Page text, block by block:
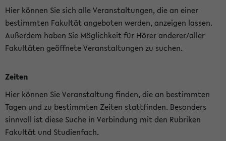
Hier können Sie sich alle Veranstaltungen, die an einer
bestimmten Fakultät angeboten werden, anzeigen lassen.
Außerdem haben Sie Möglichkeit für Hörer anderer/aller
Fakultäten geöffnete Veranstaltungen zu suchen.
Zeiten
Hier können Sie Veranstaltung finden, die an bestimmten
Tagen und zu bestimmten Zeiten stattfinden. Besonders
sinnvoll ist diese Suche in Verbindung mit den Rubriken
Fakultät und Studienfach.